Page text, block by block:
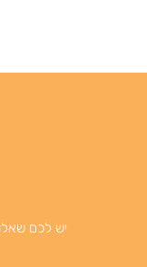
יש לכם